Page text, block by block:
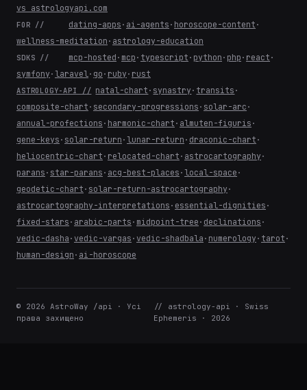
vs astrologyapi.com
FOR // dating-apps · ai-agents · horoscope-content ·
wellness-meditation · astrology-education
SDKS // mcp-hosted · mcp · typescript · python · php · react ·
symfony · laravel· go · ruby · rust
ASTROLOGY-API // natal-chart · synastry · transits ·
composite-chart · secondary-progressions · solar-arc ·
annual-profections · harmonic-chart · almuten-figuris ·
gene-keys · solar-return · lunar-return · draconic-chart ·
heliocentric-chart · relocated-chart · astrocartography ·
parans · star-parans · acg-best-places · local-space ·
geodetic-chart · solar-return-astrocartography ·
astrocartography-interpretations · essential-dignities ·
fixed-stars · arabic-parts · midpoint-tree · declinations ·
vedic-dasha · vedic-vargas · vedic-shadbala · numerology · tarot ·
human-design · ai-horoscope
© 2026 AstroWay /api · Усі
права захищено
// astrology-api · Swiss
Ephemeris · 2026